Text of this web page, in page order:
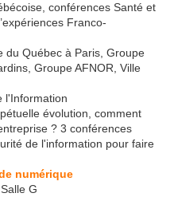
conférences Santé et
Franco-
du Québec à Paris, Groupe
Groupe AFNOR, Ville
l'Information
évolution, comment
? 3 conférences
de l'information pour faire
numérique
G